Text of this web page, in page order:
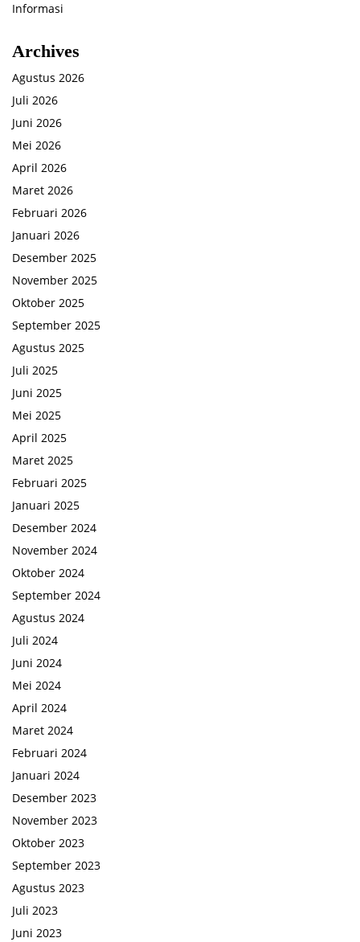
Informasi
Archives
Agustus 2026
Juli 2026
Juni 2026
Mei 2026
April 2026
Maret 2026
Februari 2026
Januari 2026
Desember 2025
November 2025
Oktober 2025
September 2025
Agustus 2025
Juli 2025
Juni 2025
Mei 2025
April 2025
Maret 2025
Februari 2025
Januari 2025
Desember 2024
November 2024
Oktober 2024
September 2024
Agustus 2024
Juli 2024
Juni 2024
Mei 2024
April 2024
Maret 2024
Februari 2024
Januari 2024
Desember 2023
November 2023
Oktober 2023
September 2023
Agustus 2023
Juli 2023
Juni 2023